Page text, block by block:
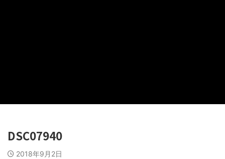
DSC07940
2018年9月2日